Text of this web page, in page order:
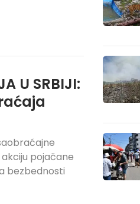
U SRBIJI:
pojačane
bezbednosti